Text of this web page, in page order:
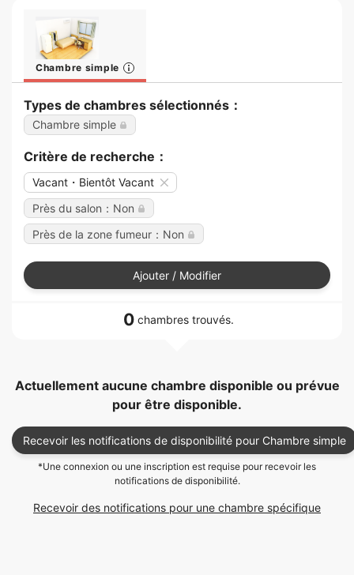
Chambre simple
Types de chambres sélectionnés：
Chambre simple
Critère de recherche：
Vacant・Bientôt Vacant
Près du salon：Non
Près de la zone fumeur：Non
Ajouter / Modifier
0 chambres trouvés.
Actuellement aucune chambre disponible ou prévue
pour être disponible.
Recevoir les notifications de disponibilité pour Chambre simple
*Une connexion ou une inscription est requise pour recevoir les
notifications de disponibilité.
Recevoir des notifications pour une chambre spécifique